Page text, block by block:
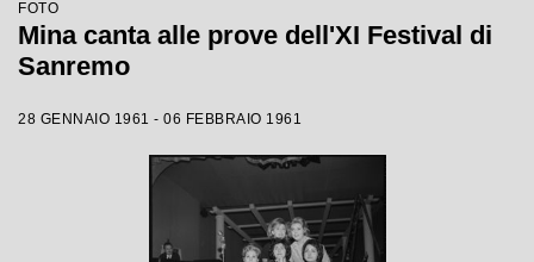
FOTO
Mina canta alle prove dell'XI Festival di
Sanremo
28 GENNAIO 1961 - 06 FEBBRAIO 1961